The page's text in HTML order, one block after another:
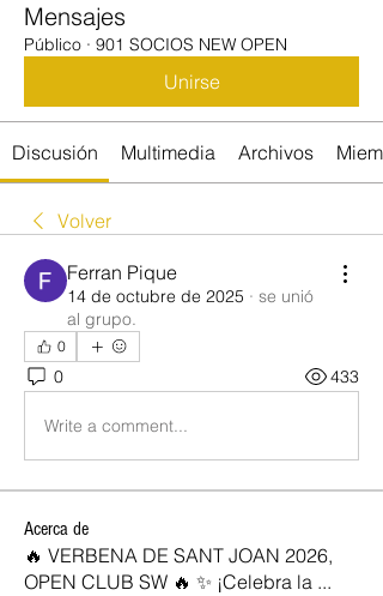
Mensajes
Público · 901 SOCIOS NEW OPEN
Unirse
Discusión Multimedia Archivos
Volver
Ferran Pique
14 de octubre de 2025 · se unió
al grupo.
0
0 433
Write a comment...
Acerca de
🔥 VERBENA DE SANT JOAN 2026,
OPEN CLUB SW 🔥 ✨ ¡Celebra la ...